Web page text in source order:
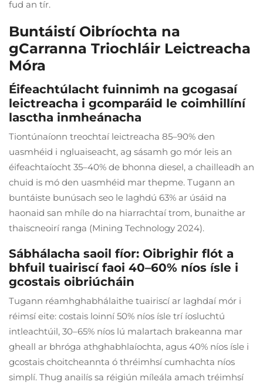
fud an tír.
Buntáistí Oibríochta na
gCarranna Triochláir Leictreacha
Móra
Éifeachtúlacht fuinnimh na gcogasaí
leictreacha i gcomparáid le coimhillíní
lasctha inmheánacha
Tiontúnaíonn treochtaí leictreacha 85–90% den
uasmhéid i ngluaiseacht, ag sásamh go mór leis an
éifeachtaíocht 35–40% de bhonna diesel, a chailleadh an
chuid is mó den uasmhéid mar thepme. Tugann an
buntáiste bunúsach seo le laghdú 63% ar úsáid na
haonaid san mhíle do na hiarrachtaí trom, bunaithe ar
thaiscneoirí ranga (Mining Technology 2024).
Sábhálacha saoil fíor: Oibrighir flót a
bhfuil tuairiscí faoi 40–60% níos ísle i
gcostais oibriúcháin
Tugann réamhghabhálaithe tuairiscí ar laghdaí mór i
réimsí eite: costais loinní 50% níos ísle trí íosluchtú
intleachtúil, 30–65% níos lú malartach brakeanna mar
gheall ar bhróga athghabhlaíochta, agus 40% níos ísle i
gcostais choitcheannta ó thréimhsí cumhachta níos
simplí. Thug anailís sa réigiún míleála amach tréimhsí